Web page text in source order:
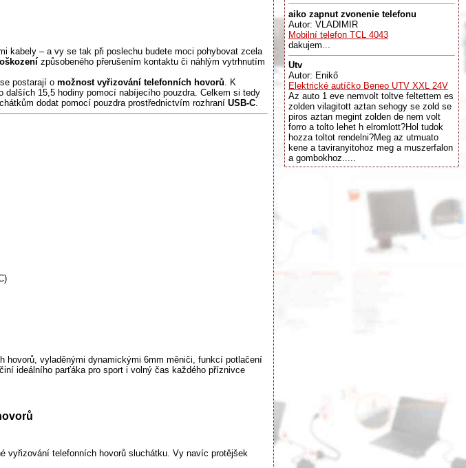
kabely – a vy se tak při poslechu budete moci pohybovat zcela
způsobeného přerušením kontaktu či náhlým vytrhnutím
postarají o možnost vyřizování telefonních hovorů. K
dalších 15,5 hodiny pomocí nabíjecího pouzdra. Celkem si tedy
dodat pomocí pouzdra prostřednictvím rozhraní USB-C.
hovorů, vyladěnými dynamickými 6mm měniči, funkcí potlačení
ideálního parťáka pro sport i volný čas každého příznivce
vyřizování telefonních hovorů sluchátku. Vy navíc protějšek
aiko zapnut zvonenie telefonu
Autor: VLADIMIR
Mobilní telefon TCL 4043
dakujem...
Utv
Autor: Enikő
Elektrické autíčko Beneo UTV XXL 24V
Az auto 1 eve nemvolt toltve feltettem es
zolden vilagitott aztan sehogy se zold se
piros aztan megint zolden de nem volt
forro a tolto lehet h elromlott?Hol tudok
hozza toltot rendelni?Meg az utmuato
kene a taviranyitohoz meg a muszerfalon
a gombokhoz.....